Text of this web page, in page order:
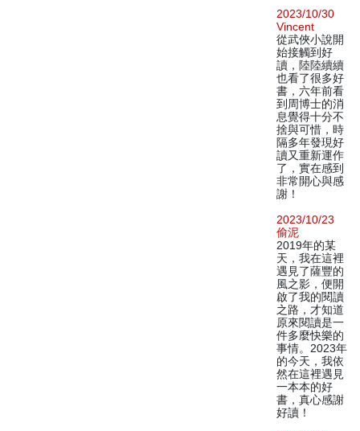
2023/10/30
Vincent
從武俠小說開
始接觸到好
讀，陸陸續續
也看了很多好
書，六年前看
到周博士的消
息覺得十分不
捨與可惜，時
隔多年發現好
讀又重新運作
了，實在感到
非常開心與感
謝！
2023/10/23
偷泥
2019年的某
天，我在這裡
遇見了薩豐的
風之影，便開
啟了我的閱讀
之路，才知道
原來閱讀是一
件多麼快樂的
事情。2023年
的今天，我依
然在這裡遇見
一本本的好
書，真心感謝
好讀！